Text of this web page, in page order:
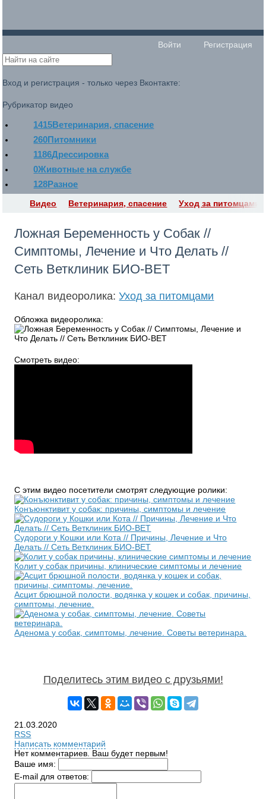
Войти Регистрация
Вход и регистрация - только через Вконтакте:
Рубрикатор видео
1415Ветеринария, спасение
260Питомники
1186Дрессировка
0Животные на службе
128Разное
Видео Ветеринария, спасение Уход за питомцами
Ложная Беременность у Собак //
Симптомы, Лечение и Что Делать //
Сеть Ветклиник БИО-ВЕТ
Канал видеоролика:Уход за питомцами
Обложка видеоролика:
Смотреть видео:
С этим видео посетители смотрят следующие ролики:
Конъюнктивит у собак: причины, симптомы и лечение
Судороги у Кошки или Кота // Причины, Лечение и Что
Делать // Сеть Ветклиник БИО-ВЕТ
Колит у собак причины, клинические симптомы и лечение
Асцит брюшной полости, водянка у кошек и собак, причины,
симптомы, лечение.
Аденома у собак, симптомы, лечение. Советы ветеринара.
Поделитесь этим видео с друзьями!
21.03.2020
RSS
Написать комментарий
Нет комментариев. Ваш будет первым!
Ваше имя:
E-mail для ответов: